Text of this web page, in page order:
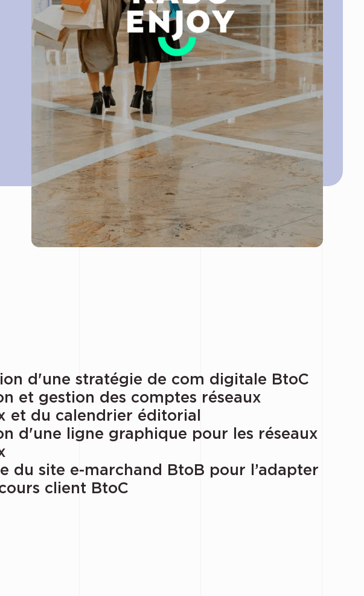
d'une stratégie de com digitale BtoC
et gestion des comptes réseaux
et du calendrier éditorial
d'une ligne graphique pour les réseaux
du site e-marchand BtoB pour l’adapter
client BtoC